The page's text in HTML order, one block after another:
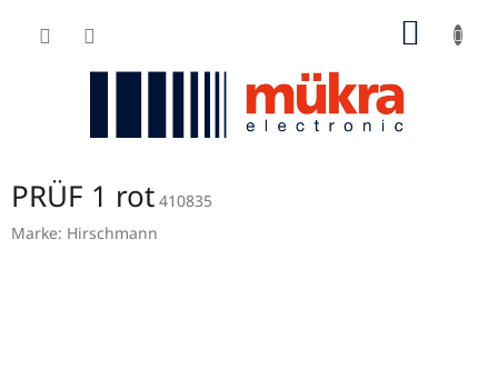
Inhalt
PRÜF 1 rot 410835
Marke: Hirschmann